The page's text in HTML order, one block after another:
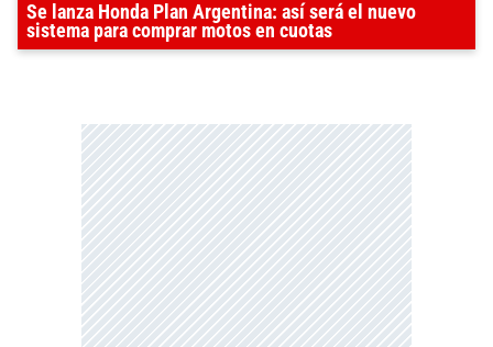
Se lanza Honda Plan Argentina: así será el nuevo
sistema para comprar motos en cuotas